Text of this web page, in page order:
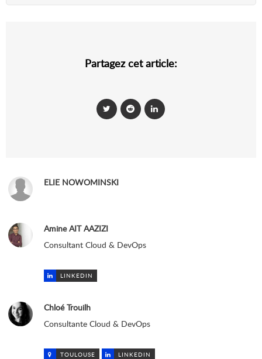
Partagez cet article:
ELIE NOWOMINSKI
Amine AIT AAZIZI
Consultant Cloud & DevOps
LINKEDIN
Chloé Trouilh
Consultante Cloud & DevOps
TOULOUSE LINKEDIN